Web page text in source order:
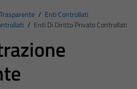
/ Enti Controllati
/ Enti Di Diritto Privato Controllati